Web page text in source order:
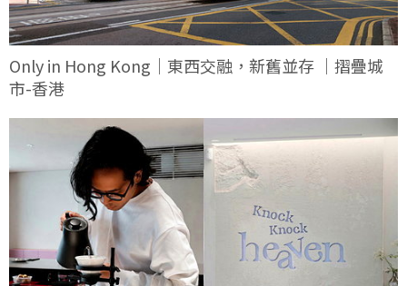
Only in Hong Kong｜東西交融，新舊並存 ｜摺疊城
市-香港